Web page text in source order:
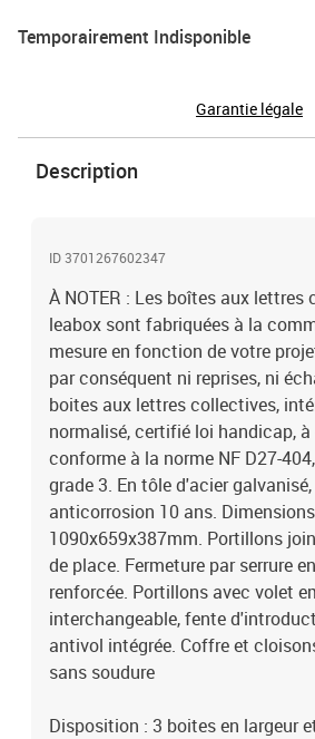
à ouverture totale, conforme à la norme NF
jointifs pour un gain de place. Fermeture
rigides, rivetés sans soudureDisposition :
de boites aux lettres est livré avec une
provisoire : ce système sert à maintenir le
transport et la pose. Il est obligatoire de le
serrure définitive normalisée, fournie
Pour un immeuble neuf, la demande de
faire après du bureau de poste local. En
de récupérer la serrure normalisée La
remplacé. Bon à savoir : il existe 19 Pass
variables d'un quartier à un autre, selon
Temporairement Indisponible
Garantie légale
Description
ID 3701267602347
À NOTER : Les boîtes aux lettres
leabox sont fabriquées à la
mesure en fonction de votre
par conséquent ni reprises, ni
boites aux lettres collectives,
normalisé, certifié loi handicap,
conforme à la norme NF D27-
grade 3. En tôle d'acier
anticorrosion 10 ans.
1090x659x387mm. Portillons
de place. Fermeture par serrure
renforcée. Portillons avec volet
interchangeable, fente
antivol intégrée. Coffre et
sans soudure
Disposition : 3 boites en largeur